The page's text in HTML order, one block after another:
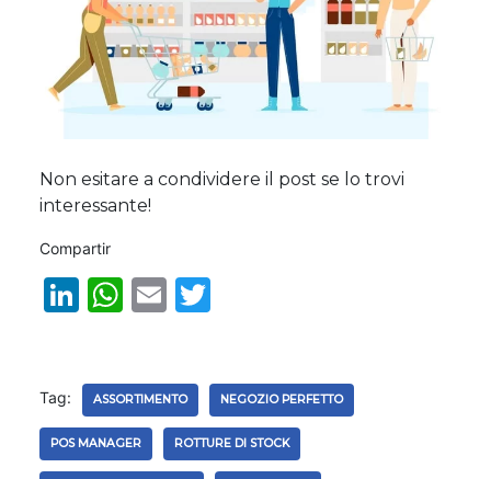
Non esitare a condividere il post se lo trovi
interessante!
Compartir
Li
e
dI
n
W
ts
A
p
E
l
T
te
r
Tag: ASSORTIMENTO NEGOZIO PERFETTO
POS MANAGER ROTTURE DI STOCK